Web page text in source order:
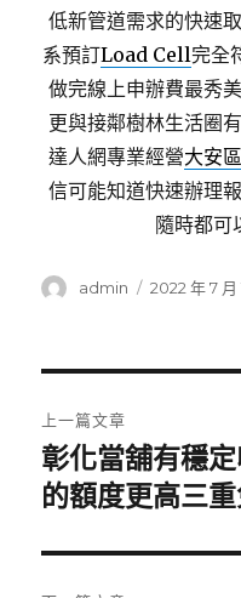
低新管道需求的快速
系預訂Load Cell完全
做完線上申辦費最秀
更與接鄰樹林生活圈
達人網專業經營大安
信可能知道快速辦理
隨時都可
作
admin
發
2022 年 7 月
章
導
覽
上一篇文章
上
一
文
章:
彰化當舖有穩
的額度更高三